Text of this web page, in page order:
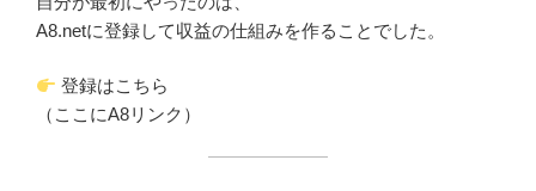
A8.netに登録して収益の仕組みを作ることでした。
登録はこちら
（ここにA8リンク）